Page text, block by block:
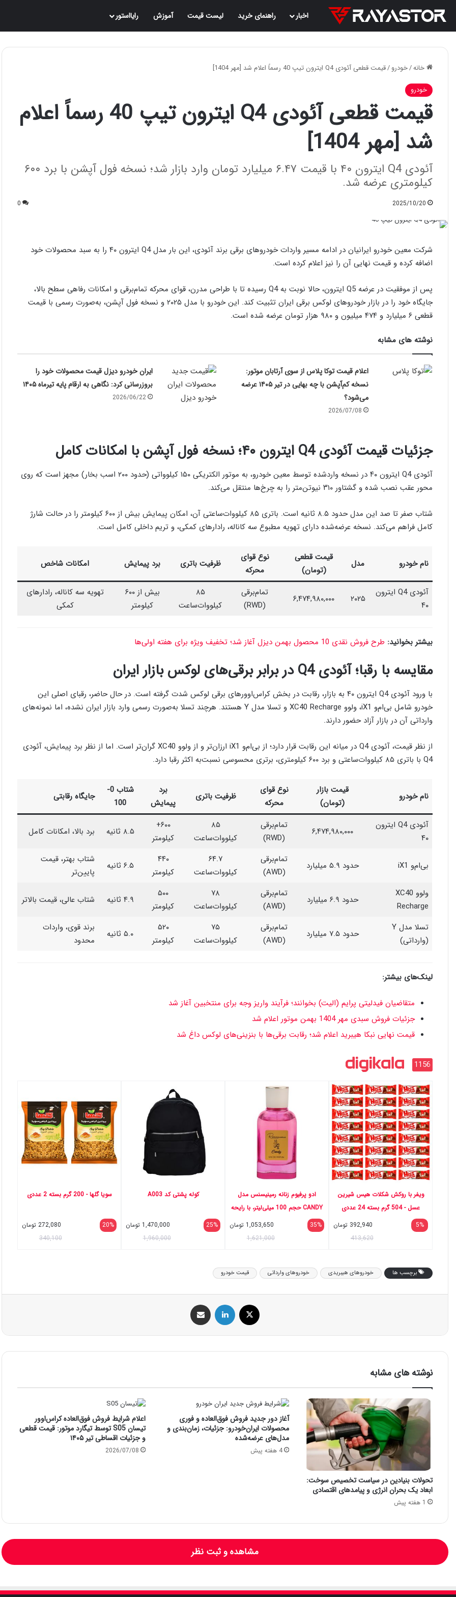
اخبار راهنمای خرید لیست قیمت آموزش رایااستور
خانه/خودرو/قیمت قطعی آئودی Q4 ایترون تیپ 40 رسماً اعلام شد [مهر 1404]
خودرو
قیمت قطعی آئودی Q4 ایترون تیپ 40 رسماً اعلام
شد [مهر 1404]
آئودی Q4 ایترون ۴۰ با قیمت ۶.۴۷ میلیارد تومان وارد بازار شد؛ نسخه فول آپشن با برد ۶۰۰
کیلومتری عرضه شد.
2025/10/20
0
شرکت معین خودرو ایرانیان در ادامه مسیر واردات خودروهای برقی برند آئودی، این بار مدل Q4 ایترون ۴۰ را به سبد محصولات خود
اضافه کرده و قیمت نهایی آن را نیز اعلام کرده است.
پس از موفقیت در عرضه Q5 ایترون، حالا نوبت به Q4 رسیده تا با طراحی مدرن، قوای محرکه تمام‌برقی و امکانات رفاهی سطح بالا،
جایگاه خود را در بازار خودروهای لوکس برقی ایران تثبیت کند. این خودرو با مدل ۲۰۲۵ و نسخه فول آپشن، به‌صورت رسمی با قیمت
قطعی ۶ میلیارد و ۴۷۴ میلیون و ۹۸۰ هزار تومان عرضه شده است.
نوشته های مشابه
اعلام قیمت توکا پلاس از سوی آرتابان موتور:
نسخه کم‌آپشن با چه بهایی در تیر ۱۴۰۵ عرضه
می‌شود؟
2026/07/08
ایران خودرو دیزل قیمت محصولات خود را
بروزرسانی کرد: نگاهی به ارقام پایه تیرماه ۱۴۰۵
2026/06/22
جزئیات قیمت آئودی Q4 ایترون ۴۰؛ نسخه فول آپشن با امکانات کامل
آئودی Q4 ایترون ۴۰ در نسخه واردشده توسط معین خودرو، به موتور الکتریکی ۱۵۰ کیلوواتی (حدود ۲۰۰ اسب بخار) مجهز است که روی
محور عقب نصب شده و گشتاور ۳۱۰ نیوتن‌متر را به چرخ‌ها منتقل می‌کند.
شتاب صفر تا صد این مدل حدود ۸.۵ ثانیه است. باتری ۸۵ کیلووات‌ساعتی آن، امکان پیمایش بیش از ۶۰۰ کیلومتر را در حالت شارژ
کامل فراهم می‌کند. نسخه عرضه‌شده دارای تهویه مطبوع سه کاناله، رادارهای کمکی، و تریم داخلی کامل است.
نام خودرو مدل
قیمت قطعی
(تومان)
نوع قوای
محرکه
ظرفیت باتری برد پیمایش امکانات شاخص
آئودی Q4 ایترون
۴۰
۲۰۲۵ ۶,۴۷۴,۹۸۰,۰۰۰
تمام‌برقی
(RWD)
۸۵
کیلووات‌ساعت
بیش از ۶۰۰
کیلومتر
تهویه سه کاناله، رادارهای
کمکی
بیشتر بخوانید: طرح فروش نقدی 10 محصول بهمن دیزل آغاز شد؛ تخفیف ویژه برای هفته اولی‌ها
مقایسه با رقبا؛ آئودی Q4 در برابر برقی‌های لوکس بازار ایران
با ورود آئودی Q4 ایترون ۴۰ به بازار، رقابت در بخش کراس‌اوورهای برقی لوکس شدت گرفته است. در حال حاضر، رقبای اصلی این
خودرو شامل بی‌ام‌و iX1، ولوو XC40 Recharge و تسلا مدل Y هستند. هرچند تسلا به‌صورت رسمی وارد بازار ایران نشده، اما نمونه‌های
وارداتی آن در بازار آزاد حضور دارند.
از نظر قیمت، آئودی Q4 در میانه این رقابت قرار دارد؛ از بی‌ام‌و iX1 ارزان‌تر و از ولوو XC40 گران‌تر است. اما از نظر برد پیمایش، آئودی
Q4 با باتری ۸۵ کیلووات‌ساعتی و برد ۶۰۰ کیلومتری، برتری محسوسی نسبت‌به اکثر رقبا دارد.
نام خودرو
قیمت بازار
(تومان)
نوع قوای
محرکه
ظرفیت باتری
برد
پیمایش
شتاب 0-
100
جایگاه رقابتی
آئودی Q4 ایترون
۴۰
۶,۴۷۴,۹۸۰,۰۰۰
تمام‌برقی
(RWD)
۸۵
کیلووات‌ساعت
۶۰۰+
کیلومتر
۸.۵ ثانیه برد بالا، امکانات کامل
بی‌ام‌و iX1 حدود ۵.۹ میلیارد
تمام‌برقی
(AWD)
۶۴.۷
کیلووات‌ساعت
۴۴۰
کیلومتر
۶.۵ ثانیه
شتاب بهتر، قیمت
پایین‌تر
ولوو XC40
Recharge
حدود ۶.۹ میلیارد
تمام‌برقی
(AWD)
۷۸
کیلووات‌ساعت
۵۰۰
کیلومتر
۴.۹ ثانیه شتاب عالی، قیمت بالاتر
تسلا مدل Y
(وارداتی)
حدود ۷.۵ میلیارد
تمام‌برقی
(AWD)
۷۵
کیلووات‌ساعت
۵۲۰
کیلومتر
۵.۰ ثانیه
برند قوی، واردات
محدود
لینک‌های بیشتر:
متقاضیان فیدلیتی پرایم (الیت) بخوانند؛ فرآیند واریز وجه برای منتخبین آغاز شد
جزئیات فروش سبدی مهر 1404 بهمن موتور اعلام شد
قیمت نهایی نبکا هیبرید اعلام شد؛ رقابت برقی‌ها با بنزینی‌های لوکس داغ شد
1156
ویفر با روکش شکلات هیس شیرین
عسل - 504 گرم بسته 24 عددی
5%
392,940 تومان
413,620
ادو پرفیوم زنانه رمینیسنس مدل
CANDY حجم 100 میلی‌لیتر، با رایحه
معتدل، شیرین و ساختار آب‌نباتی
35%
1,053,650 تومان
1,621,000
کوله پشتی کد A003
25%
1,470,000 تومان
1,960,000
سویا گلها - 200 گرم بسته 2 عددی
20%
272,080 تومان
340,100
برچسب ها خودروهای هیبریدی خودروهای وارداتی قیمت خودرو
ایکس لینکداین
نوشته های مشابه
تحولات بنیادین در سیاست تخصیص سوخت:
ابعاد یک بحران انرژی و پیامدهای اقتصادی
1 هفته پیش
آغاز دور جدید فروش فوق‌العاده و فوری
محصولات ایران‌خودرو: جزئیات، زمان‌بندی و
مدل‌های عرضه‌شده
4 هفته پیش
اعلام شرایط فروش فوق‌العاده کراس‌اوور
تیسان S05 توسط تیگارد موتور: قیمت قطعی
و جزئیات اقساطی تیر ۱۴۰۵
2026/07/08
مشاهده و ثبت نظر